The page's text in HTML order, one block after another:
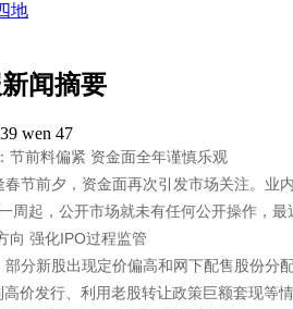
地
闻摘要
wen 47
节前料偏紧 资金面全年谨慎乐观
春节前夕，资金面再次引发市场关注。业
周起，公开市场就未有任何公开操作，
向 强化IPO过程监管
部分新股出现定价偏高和网下配售股份分
价发行、利用老股转让政策巨额套现等